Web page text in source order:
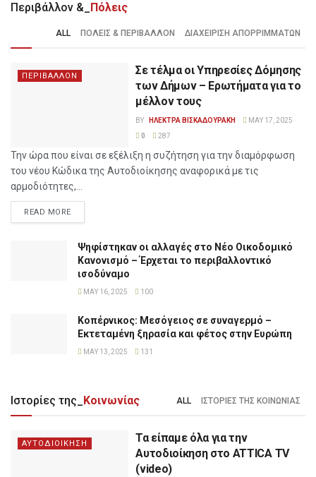
Περιβάλλον &_ Πόλεις
ALL ΠΟΛΕΙΣ & ΠΕΡΙΒΑΛΛΟΝ ΔΙΑΧΕΙΡΙΣΗ ΑΠΟΡΡΙΜΜΑΤΩΝ
ΠΕΡΙΒΑΛΛΟΝ
Σε τέλμα οι Υπηρεσίες Δόμησης
των Δήμων – Ερωτήματα για το
μέλλον τους
BY ΗΛΕΚΤΡΑ ΒΙΣΚΑΔΟΥΡΑΚΗ
MAY 17, 2025
0
287
Την ώρα που είναι σε εξέλιξη η συζήτηση για την διαμόρφωση
του νέου Κώδικα της Αυτοδιοίκησης αναφορικά με τις
αρμοδιότητες,...
READ MORE
Ψηφίστηκαν οι αλλαγές στο Νέο Οικοδομικό
Κανονισμό – Έρχεται το περιβαλλοντικό
ισοδύναμο
MAY 16, 2025 100
Κοπέρνικος: Μεσόγειος σε συναγερμό –
Εκτεταμένη ξηρασία και φέτος στην Ευρώπη
MAY 13, 2025 131
Ιστορίες της_ Κοινωνίας ALL ΙΣΤΟΡΙΕΣ ΤΗΣ ΚΟΙΝΩΝΙΑΣ
ΑΥΤΟΔΙΟΙΚΗΣΗ
Τα είπαμε όλα για την
Αυτοδιοίκηση στο ATTICA TV
(video)